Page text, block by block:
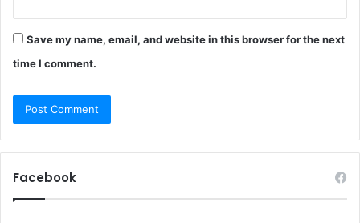
Save my name, email, and website in this browser for the next
time I comment.
Facebook